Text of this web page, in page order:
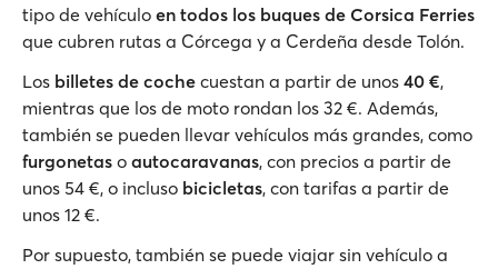
tipo de vehículo en todos los buques de Corsica Ferries
que cubren rutas a Córcega y a Cerdeña desde Tolón.
Los billetes de coche cuestan a partir de unos 40 €,
mientras que los de moto rondan los 32 €. Además,
también se pueden llevar vehículos más grandes, como
furgonetas o autocaravanas, con precios a partir de
unos 54 €, o incluso bicicletas, con tarifas a partir de
unos 12 €.
Por supuesto, también se puede viajar sin vehículo a